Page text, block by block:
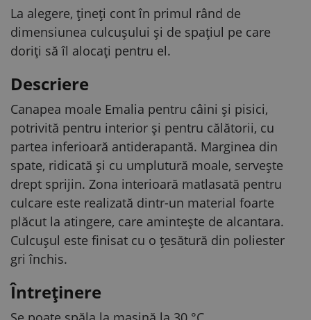
La alegere, țineți cont în primul rând de
dimensiunea culcușului și de spațiul pe care
doriți să îl alocați pentru el.
Descriere
Canapea moale Emalia pentru câini și pisici,
potrivită pentru interior și pentru călătorii, cu
partea inferioară antiderapantă. Marginea din
spate, ridicată și cu umplutură moale, servește
drept sprijin. Zona interioară matlasată pentru
culcare este realizată dintr-un material foarte
plăcut la atingere, care amintește de alcantara.
Culcușul este finisat cu o țesătură din poliester
gri închis.
Întreținere